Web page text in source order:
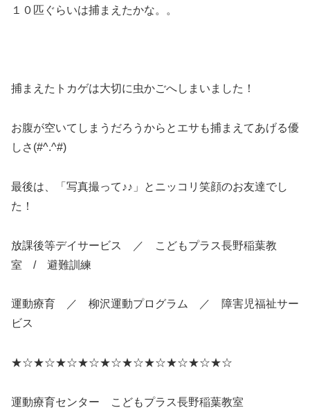
１０匹ぐらいは捕まえたかな。。
捕まえたトカゲは大切に虫かごへしまいました！
お腹が空いてしまうだろうからとエサも捕まえてあげる優
しさ(#^.^#)
最後は、「写真撮って♪♪」とニッコリ笑顔のお友達でし
た！
放課後等デイサービス ／ こどもプラス長野稲葉教
室 / 避難訓練
運動療育 ／ 柳沢運動プログラム ／ 障害児福祉サー
ビス
★☆★☆★☆★☆★☆★☆★☆★☆★☆★☆
運動療育センター こどもプラス長野稲葉教室